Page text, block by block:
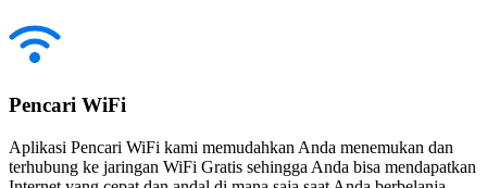
Pencari WiFi
Aplikasi Pencari WiFi kami memudahkan Anda menemukan dan
terhubung ke jaringan WiFi Gratis sehingga Anda bisa mendapatkan